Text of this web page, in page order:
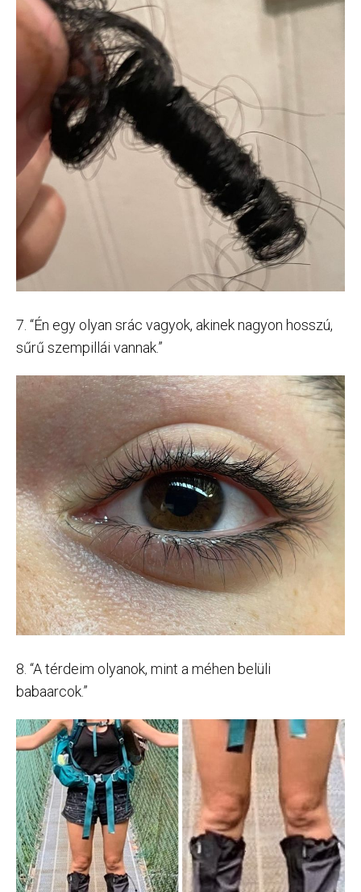
7. “Én egy olyan srác vagyok, akinek nagyon hosszú,
sűrű szempillái vannak.”
8. “A térdeim olyanok, mint a méhen belüli
babaarcok.”